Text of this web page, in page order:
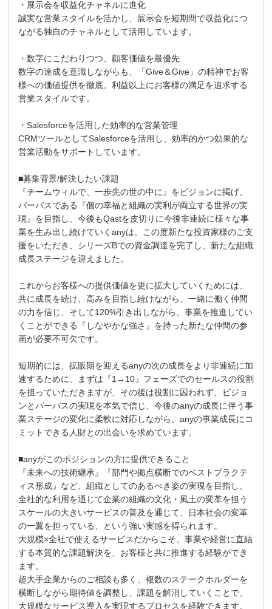
・展示会を収益化チャネルに進化
誠実な営業スタイルを活かし、展示会を短期間で収益化につ
ながる独自のチャネルとして活用しています。
・数字にこだわりつつ、顧客価値を最優先
数字の達成を意識しながらも、「Give＆Give」の精神でお客
様への価値提供を徹底。利益以上にお客様の満足を追求する
営業スタイルです。
・Salesforceを活用した効率的な営業管理
CRMツールとしてSalesforceを活用し、効率的かつ効果的な
営業活動をサポートしています。
■募集背景/解決したい課題
『チームウィルで、一歩先の世の中に』をビジョンに掲げ、
パーパスである『個の幸福と組織の実利が両立する世界の実
現』を目指し、今後もQastを皮切りに今後非連続に様々な事
業を生み出し続けていくanyは、この度新たな投資家様のご支
援をいただき、シリーズBでの資金調達を完了し、新たな組織
成長ステージを迎えました。
これからお客様への提供価値を更に拡大していくためには、
共に成長を続け、高みを目指し続けながら、一緒に働く仲間
の力を信じ、そして120%引き出しながら、事業を推進してい
くことができる『しなやかな強さ』を持った新たな仲間の参
画が必要不可欠です。
短期的には、拡販期を迎えるanyの次の成長をより非連続に加
速するために、まずは『1→10』フェーズでのセールスの役割
を担っていただきますが、その後は役割に囚われず、ビジョ
ンとパーパスの実現を本気で信じ、今後のanyの成長に伴う事
業ステージの変化に柔軟に対応しながら、anyの事業成長にコ
ミットできる人財との出会いを求めています。
■anyがこのポジションの方に提供できること
『未来への技術継承』『部門や拠点横断でのベストプラクテ
ィス形成』など、組織としてのあるべき姿の実現を目指し、
全社的な利用を通じて企業の組織の文化・風土の変革を担う
スケールの大きいサービスの普及を通じて、日本社会の変革
の一翼を担っている、という強い実感を得られます。
大規模×全社で使えるサービスだからこそ、事業や経営に直結
する本質的な課題解決を、お客様と共に推進する経験ができ
ます。
超大手企業からのご相談も多く、複数のステークホルダーを
横断しながら期待値を調整し、課題を解消していくことで、
大規模なサービス導入を実現するプロセスを経験できます。